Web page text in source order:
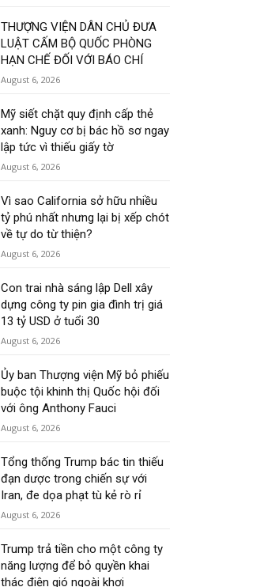
THƯỢNG VIỆN DÂN CHỦ ĐƯA
LUẬT CẤM BỘ QUỐC PHÒNG
HẠN CHẾ ĐỐI VỚI BÁO CHÍ
August 6, 2026
Mỹ siết chặt quy định cấp thẻ
xanh: Nguy cơ bị bác hồ sơ ngay
lập tức vì thiếu giấy tờ
August 6, 2026
Vì sao California sở hữu nhiều
tỷ phú nhất nhưng lại bị xếp chót
về tự do từ thiện?
August 6, 2026
Con trai nhà sáng lập Dell xây
dựng công ty pin gia đình trị giá
13 tỷ USD ở tuổi 30
August 6, 2026
Ủy ban Thượng viện Mỹ bỏ phiếu
buộc tội khinh thị Quốc hội đối
với ông Anthony Fauci
August 6, 2026
Tổng thống Trump bác tin thiếu
đạn dược trong chiến sự với
Iran, đe dọa phạt tù kẻ rò rỉ
August 6, 2026
Trump trả tiền cho một công ty
năng lượng để bỏ quyền khai
thác điện gió ngoài khơi